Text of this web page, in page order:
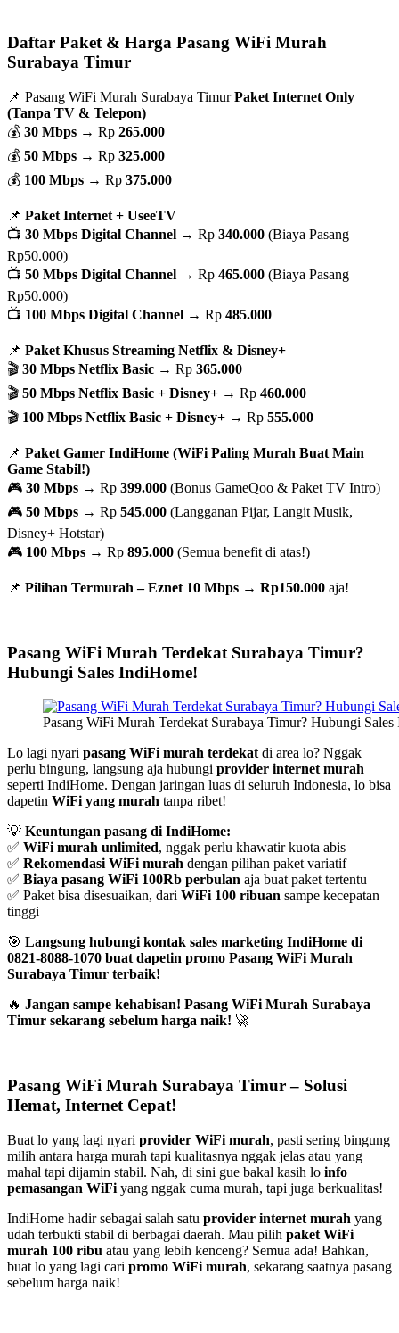
Daftar Paket & Harga Pasang WiFi Murah
Surabaya Timur
📌 Pasang WiFi Murah Surabaya TimurPaket Internet Only
(Tanpa TV & Telepon)
💰 30 Mbps → Rp 265.000
💰 50 Mbps → Rp 325.000
💰 100 Mbps → Rp 375.000
📌 Paket Internet + UseeTV
📺 30 Mbps Digital Channel → Rp 340.000 (Biaya Pasang
Rp50.000)
📺 50 Mbps Digital Channel → Rp 465.000 (Biaya Pasang
Rp50.000)
📺 100 Mbps Digital Channel → Rp 485.000
📌 Paket Khusus Streaming Netflix & Disney+
🎬 30 Mbps Netflix Basic → Rp 365.000
🎬 50 Mbps Netflix Basic + Disney+ → Rp 460.000
🎬 100 Mbps Netflix Basic + Disney+ → Rp 555.000
📌 Paket Gamer IndiHome (WiFi Paling Murah Buat Main
Game Stabil!)
🎮 30 Mbps → Rp 399.000 (Bonus GameQoo & Paket TV Intro)
🎮 50 Mbps → Rp 545.000 (Langganan Pijar, Langit Musik,
Disney+ Hotstar)
🎮 100 Mbps → Rp 895.000 (Semua benefit di atas!)
📌 Pilihan Termurah – Eznet 10 Mbps → Rp150.000 aja!
Pasang WiFi Murah Terdekat Surabaya Timur?
Hubungi Sales IndiHome!
Pasang WiFi Murah Terdekat Surabaya Timur? Hubungi
Lo lagi nyari pasang WiFi murah terdekat di area lo? Nggak
perlu bingung, langsung aja hubungi provider internet murah
seperti IndiHome. Dengan jaringan luas di seluruh Indonesia, lo bisa
dapetin WiFi yang murah tanpa ribet!
💡 Keuntungan pasang di IndiHome:
✅ WiFi murah unlimited, nggak perlu khawatir kuota abis
✅ Rekomendasi WiFi murah dengan pilihan paket variatif
✅ Biaya pasang WiFi 100Rb perbulan aja buat paket tertentu
✅ Paket bisa disesuaikan, dari WiFi 100 ribuan sampe kecepatan
tinggi
🎯 Langsung hubungi kontak sales marketing IndiHome di
0821-8088-1070 buat dapetin promo Pasang WiFi Murah
Surabaya Timur terbaik!
🔥 Jangan sampe kehabisan! Pasang WiFi Murah Surabaya
Timur sekarang sebelum harga naik! 🚀
Pasang WiFi Murah Surabaya Timur – Solusi
Hemat, Internet Cepat!
Buat lo yang lagi nyari provider WiFi murah, pasti sering bingung
milih antara harga murah tapi kualitasnya nggak jelas atau yang
mahal tapi dijamin stabil. Nah, di sini gue bakal kasih lo info
pemasangan WiFi yang nggak cuma murah, tapi juga berkualitas!
IndiHome hadir sebagai salah satu provider internet murah yang
udah terbukti stabil di berbagai daerah. Mau pilih paket WiFi
murah 100 ribu atau yang lebih kenceng? Semua ada! Bahkan,
buat lo yang lagi cari promo WiFi murah, sekarang saatnya pasang
sebelum harga naik!